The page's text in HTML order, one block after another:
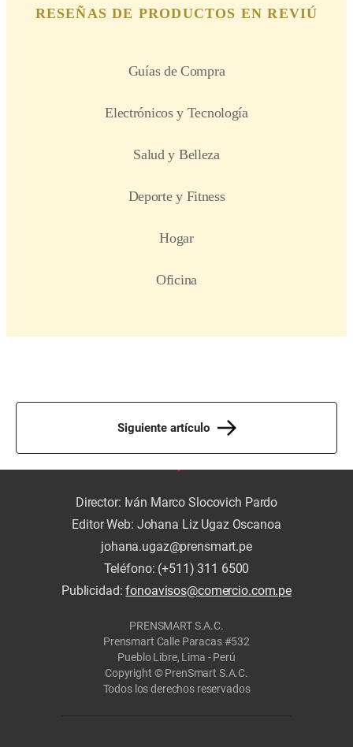
Siguiente artículo
Director: Iván Marco Slocovich Pardo
Editor Web: Johana Liz Ugaz Oscanoa
johana.ugaz@prensmart.pe
Teléfono: (+511) 311 6500
Publicidad:fonoavisos@comercio.com.pe
PRENSMART S.A.C.
Prensmart Calle Paracas #532
Pueblo Libre, Lima - Perú
Copyright © PrenSmart S.A.C.
Todos los derechos reservados